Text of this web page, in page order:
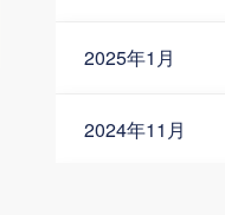
2025年1月
2024年11月